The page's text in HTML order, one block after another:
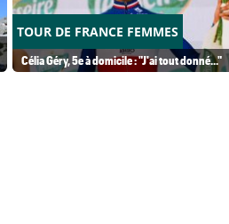
TOUR DE FRANCE FEMMES
Célia Géry, 5e à domicile : "J'ai tout donné..."